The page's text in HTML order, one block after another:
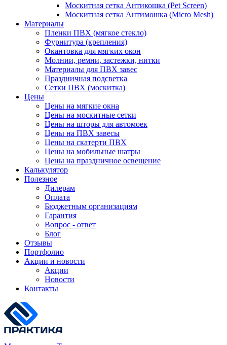
Москитная сетка Антикошка (Pet Screen)
Москитная сетка Антимошка (Micro Mesh)
Материалы
Пленки ПВХ (мягкое стекло)
Фурнитура (крепления)
Окантовка для мягких окон
Молнии, ремни, застежки, нитки
Материалы для ПВХ завес
Праздничная подсветка
Сетки ПВХ (москитка)
Цены
Цены на мягкие окна
Цены на москитные сетки
Цены на шторы для автомоек
Цены на ПВХ завесы
Цены на скатерти ПВХ
Цены на мобильные шатры
Цены на праздничное освещение
Калькулятор
Полезное
Дилерам
Оплата
Бюджетным организациям
Гарантия
Вопрос - ответ
Блог
Отзывы
Портфолио
Акции и новости
Акции
Новости
Контакты